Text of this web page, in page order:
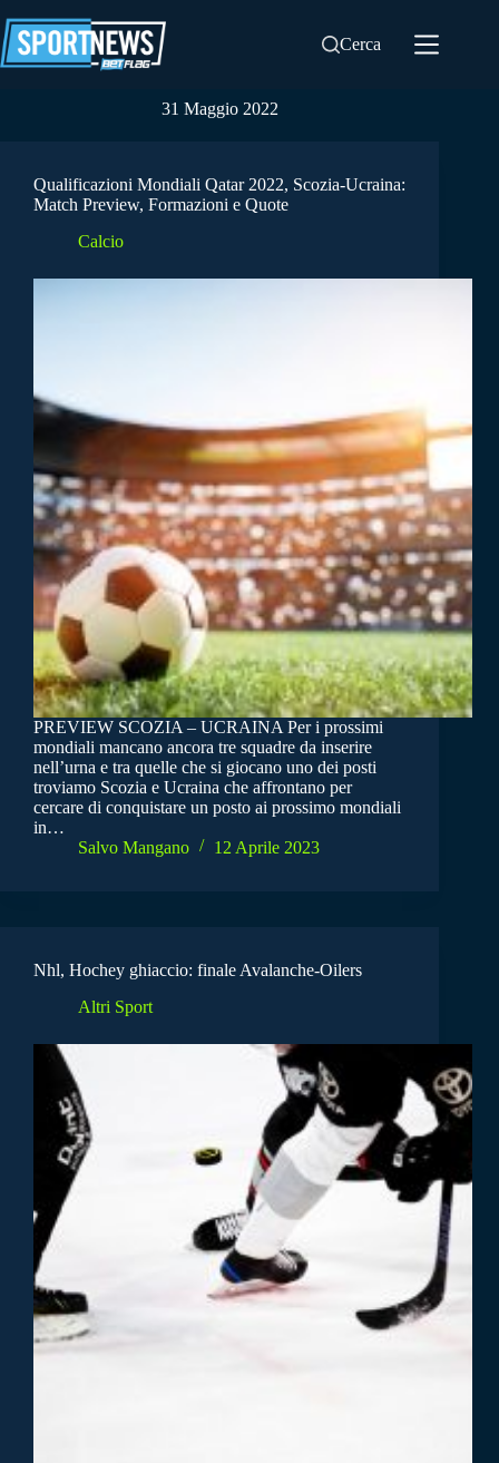
al
contenuto
Cerca
31 Maggio 2022
Qualificazioni Mondiali Qatar 2022, Scozia-Ucraina:
Match Preview, Formazioni e Quote
Calcio
PREVIEW SCOZIA – UCRAINA Per i prossimi
mondiali mancano ancora tre squadre da inserire
nell’urna e tra quelle che si giocano uno dei posti
troviamo Scozia e Ucraina che affrontano per
cercare di conquistare un posto ai prossimo mondiali
in…
Salvo Mangano
12 Aprile 2023
Nhl, Hochey ghiaccio: finale Avalanche-Oilers
Altri Sport